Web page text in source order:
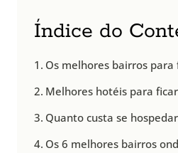
Índice do
Os melhores bairros para
Melhores hotéis para
Quanto custa se
Os 6 melhores bairros